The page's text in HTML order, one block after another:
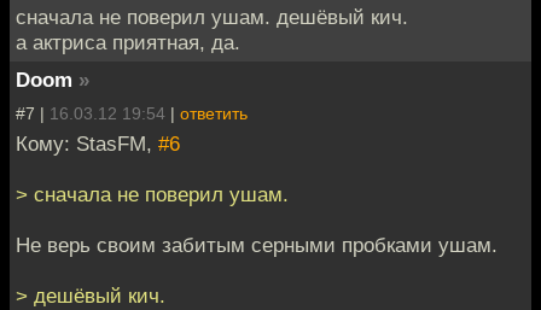
сначала не поверил ушам. дешёвый кич.
а актриса приятная, да.
Doom »
#7 | 16.03.12 19:54 | ответить
Кому: StasFM, #6
> сначала не поверил ушам.
Не верь своим забитым серными пробками ушам.
> дешёвый кич.